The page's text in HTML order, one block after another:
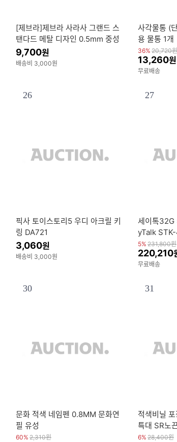
[제브라]제브라 사라사 그랜드 스
탠다드 메탈 디자인 0.5mm 중성
펜
9,700원
배송비 3,000원
사각물통 (
용 물통 1개
36% 20,720원
13,260원
무료배송
26
픽사 토이스토리5 우디 아크릴 키
링 DA721
3,060원
배송비 3,000원
27
세이톡32G
yTalk
이+탈것동
마이드5종
5% 231,800원
220,210
무료배송
30
문화 적색 네임펜 0.8MM 문화연
필 유성
60% 2,310원
31
적색비닐
특대 SR노
끈 비닐노끈
6% 28,400원